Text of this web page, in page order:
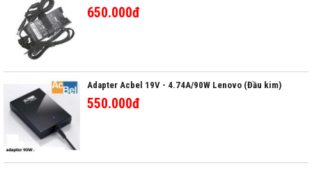
650.000đ
Adapter Acbel 19V - 4.74A/90W Lenovo (Đầu kim)
550.000đ